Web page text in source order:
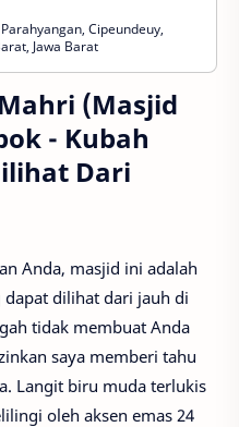
Cipeundeuy,
Jawa Barat
(Masjid
- Kubah
Dari
Anda, masjid ini adalah
dilihat dari jauh di
tidak membuat Anda
saya memberi tahu
Langit biru muda terlukis
oleh aksen emas 24